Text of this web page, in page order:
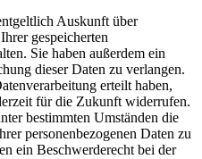
Auskunft über
gespeicherten
Sie haben außerdem ein
dieser Daten zu verlangen.
erteilt haben,
für die Zukunft widerrufen.
bestimmten Umständen die
personenbezogenen Daten zu
ein Beschwerderecht bei der